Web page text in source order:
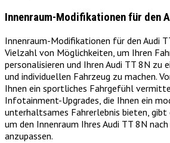
Innenraum-Modifikationen für den
Innenraum-Modifikationen für den Audi
Vielzahl von Möglichkeiten, um Ihren
personalisieren und Ihren Audi TT 8N zu
und individuellen Fahrzeug zu machen.
Ihnen ein sportliches Fahrgefühl
Infotainment-Upgrades, die Ihnen ein
unterhaltsames Fahrerlebnis bieten, gibt
um den Innenraum Ihres Audi TT 8N
anzupassen.